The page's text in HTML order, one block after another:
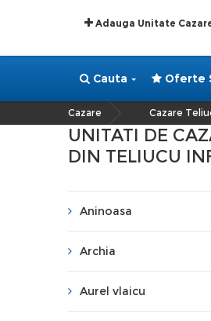
Adauga Unitate
Cauta Oferte
Cazare Cazare
UNITATI DE
DIN TELIUCU
Aninoasa
Archia
Aurel vlaicu